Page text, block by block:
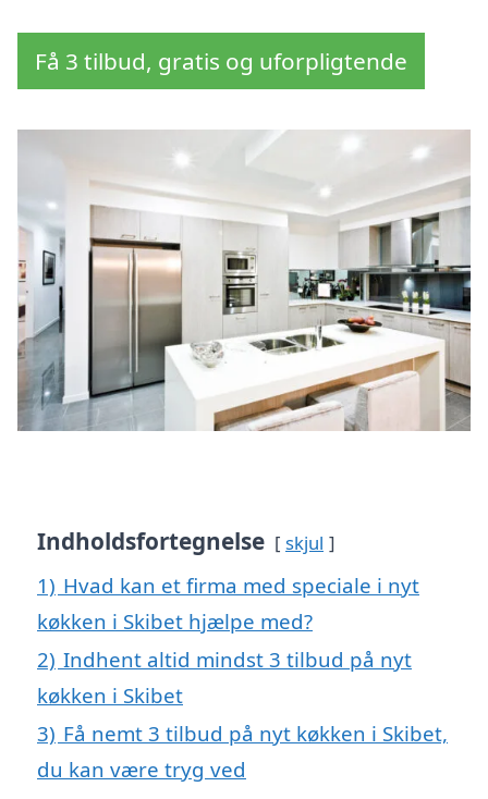
Få 3 tilbud, gratis og uforpligtende
Indholdsfortegnelse skjul
1) Hvad kan et firma med speciale i nyt
køkken i Skibet hjælpe med?
2) Indhent altid mindst 3 tilbud på nyt
køkken i Skibet
3) Få nemt 3 tilbud på nyt køkken i Skibet,
du kan være tryg ved